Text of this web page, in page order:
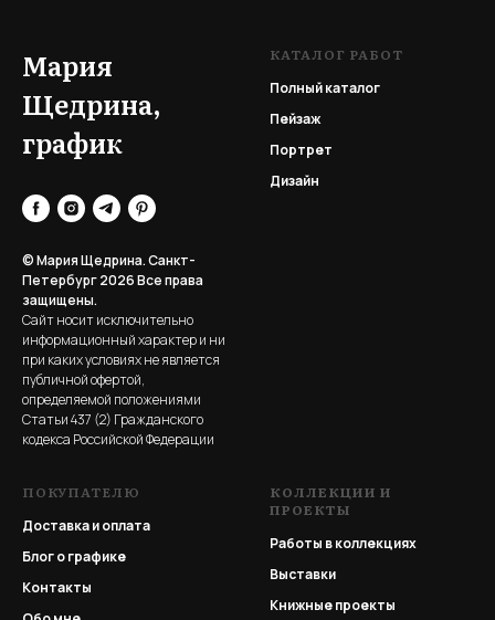
Мария
Щедрина,
график
© Мария Щедрина. Санкт-
Петербург 2026Все права
защищены.
Сайт носит исключительно
информационный характер и ни
при каких условиях не является
публичной офертой,
определяемой положениями
Статьи 437 (2) Гражданского
кодекса Российской Федерации
КАТАЛОГ РАБОТ
Полный каталог
Пейзаж
Портрет
Дизайн
ПОКУПАТЕЛЮ
Доставка и оплата
Блог о графике
Контакты
КОЛЛЕКЦИИ И
ПРОЕКТЫ
Работы в коллекциях
Выставки
Книжные проекты